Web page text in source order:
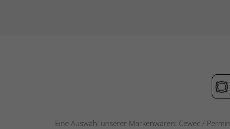
Eine Auswahl unserer Markenwaren: Cewec /